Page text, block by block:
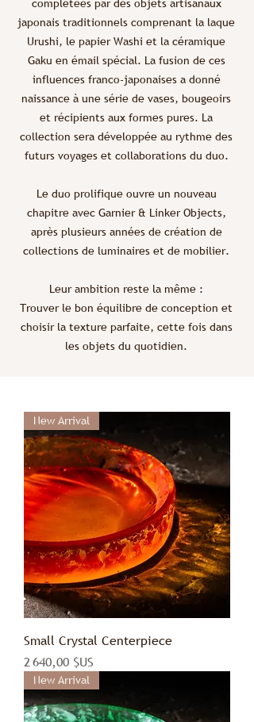
complétées par des objets artisanaux
japonais traditionnels comprenant la laque
Urushi, le papier Washi et la céramique
Gaku en émail spécial. La fusion de ces
influences franco-japonaises a donné
naissance à une série de vases, bougeoirs
et récipients aux formes pures. La
collection sera développée au rythme des
futurs voyages et collaborations du duo.
Le duo prolifique ouvre un nouveau
chapitre avec Garnier & Linker Objects,
après plusieurs années de création de
collections de luminaires et de mobilier.
Leur ambition reste la même :
Trouver le bon équilibre de conception et
choisir la texture parfaite, cette fois dans
les objets du quotidien.
New Arrival
Small Crystal Centerpiece
Prix
2 640,00 $US
New Arrival